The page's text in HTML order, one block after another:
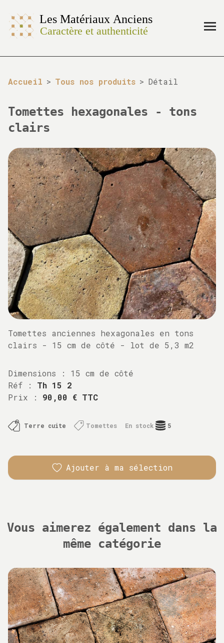
Accueil > Tous nos produits > Détail
Tomettes hexagonales - tons
clairs
Tomettes anciennes hexagonales en tons
clairs - 15 cm de côté - lot de 5,3 m2
Dimensions :
15 cm de côté
Réf : Th 15 2
Prix : 90,00 € TTC
Terre cuite Tomettes En stock 5
Ajouter à ma sélection
Vous aimerez également dans la
même catégorie